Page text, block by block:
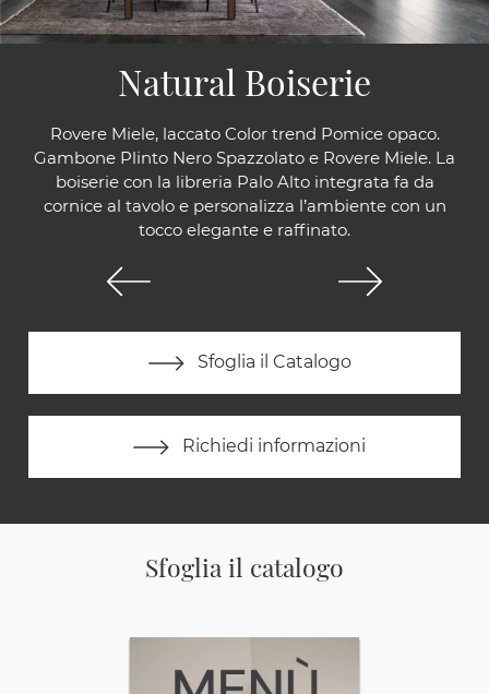
Rovere Miele, laccato Color trend Pomice opaco.
Gambone Plinto Nero Spazzolato e Rovere Miele. La
boiserie con la libreria Palo Alto integrata fa da
cornice al tavolo e personalizza l’ambiente con un
tocco elegante e raffinato.
Sfoglia il Catalogo
Richiedi informazioni
Natural Boiserie
Sfoglia il catalogo